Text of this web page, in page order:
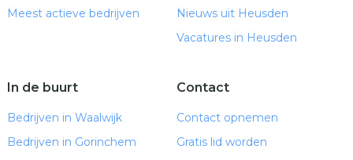
Meest actieve bedrijven
Nieuws uit Heusden
Vacatures in Heusden
In de buurt
Bedrijven in Waalwijk
Bedrijven in Gorinchem
Contact
Contact opnemen
Gratis lid worden